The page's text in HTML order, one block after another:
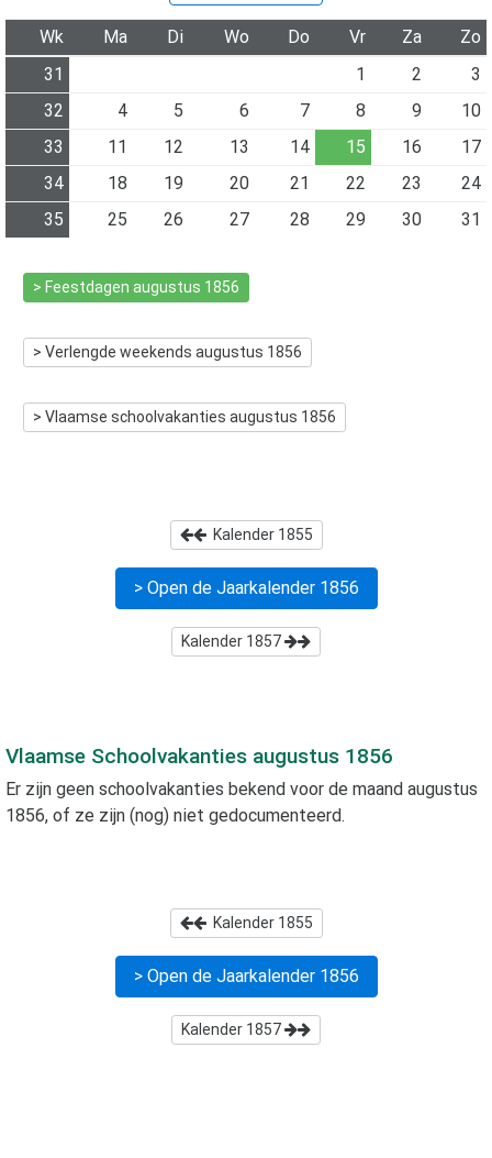
Wk Ma Di Wo Do Vr Za
Zo
31
1 2
3
32
4 5 6 7 8 9
10
33
11 12 13 14 15 16
17
34
18 19 20 21 22 23
24
35
25 26 27 28 29 30 31
> Feestdagen augustus 1856
> Verlengde weekends augustus 1856
> Vlaamse schoolvakanties augustus 1856
Kalender 1855
> Open de Jaarkalender 1856
Kalender 1857
Vlaamse Schoolvakanties augustus 1856
Er zijn geen schoolvakanties bekend voor de maand augustus
1856, of ze zijn (nog) niet gedocumenteerd.
Kalender 1855
> Open de Jaarkalender 1856
Kalender 1857